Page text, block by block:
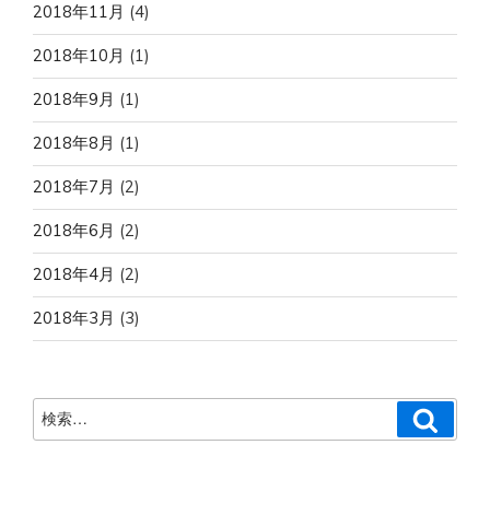
2018年11月 (4)
2018年10月 (1)
2018年9月 (1)
2018年8月 (1)
2018年7月 (2)
2018年6月 (2)
2018年4月 (2)
2018年3月 (3)
検
索: